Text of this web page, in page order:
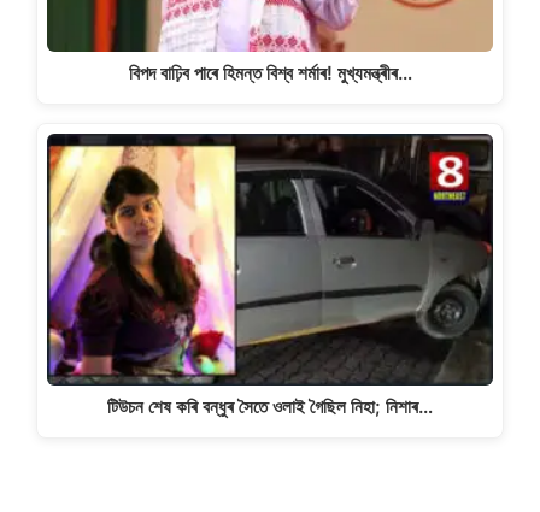
বিপদ বাঢ়িব পাৰে হিমন্ত বিশ্ব শৰ্মাৰ! মুখ্যমন্ত্ৰীৰ…
টিউচন শেষ কৰি বন্ধুৰ সৈতে ওলাই গৈছিল নিহা; নিশাৰ…